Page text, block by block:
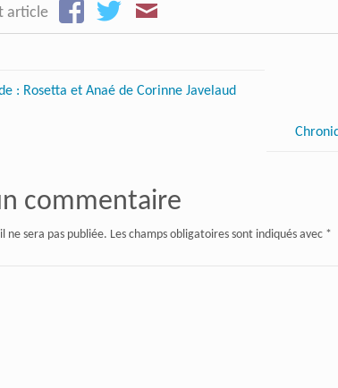
article
: Rosetta et Anaé de Corinne Javelaud
commentaire
ne sera pas publiée. Les champs obligatoires sont indiqués avec *